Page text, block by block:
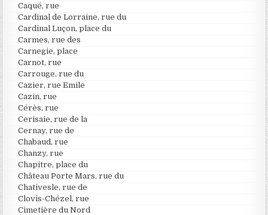
Caqué, rue
Cardinal de Lorraine, rue du
Cardinal Luçon, place du
Carmes, rue des
Carnegie, place
Carnot, rue
Carrouge, rue du
Cazier, rue Emile
Cazin, rue
Cérès, rue
Cerisaie, rue de la
Cernay, rue de
Chabaud, rue
Chanzy, rue
Chapitre, place du
Château Porte Mars, rue du
Chativesle, rue de
Clovis-Chézel, rue
Cimetière du Nord